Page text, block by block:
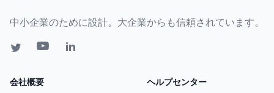
中小企業のために設計。大企業からも信頼されています。
会社概要 ヘルプセンター